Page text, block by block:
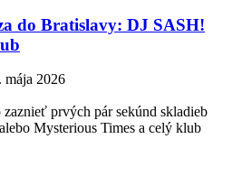
do Bratislavy: DJ SASH!
mája 2026
zaznieť prvých pár sekúnd skladieb
Mysterious Times a celý klub